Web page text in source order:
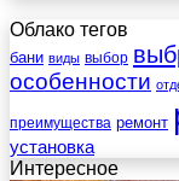
Облако тегов
бани виды выбор
особенности
преимущества ремонт
установка
Интересное